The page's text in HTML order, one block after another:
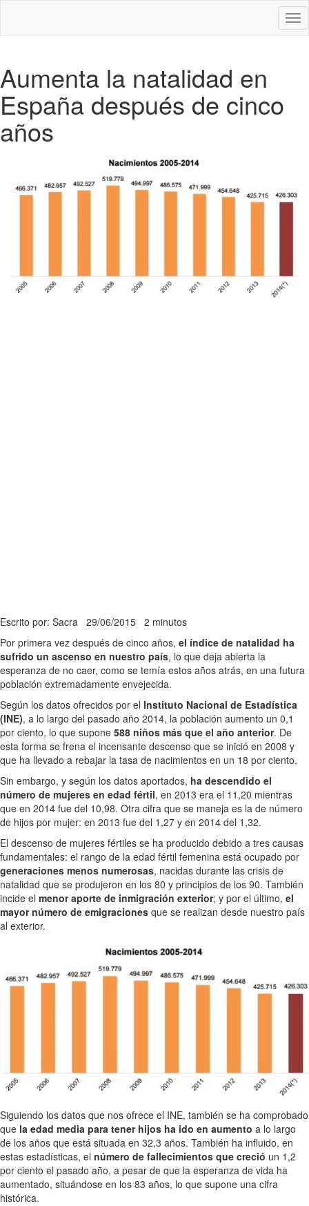
Aumenta la natalidad en
España después de cinco
años
Escrito por: Sacra 29/06/2015 2 minutos
Por primera vez después de cinco años, el índice de natalidad ha
sufrido un ascenso en nuestro país, lo que deja abierta la
esperanza de no caer, como se temía estos años atrás, en una futura
población extremadamente envejecida.
Según los datos ofrecidos por el Instituto Nacional de Estadística
(INE), a lo largo del pasado año 2014, la población aumento un 0,1
por ciento, lo que supone 588 niños más que el año anterior. De
esta forma se frena el incensante descenso que se inició en 2008 y
que ha llevado a rebajar la tasa de nacimientos en un 18 por ciento.
Sin embargo, y según los datos aportados, ha descendido el
número de mujeres en edad fértil, en 2013 era el 11,20 mientras
que en 2014 fue del 10,98. Otra cifra que se maneja es la de número
de hijos por mujer: en 2013 fue del 1,27 y en 2014 del 1,32.
El descenso de mujeres fértiles se ha producido debido a tres causas
fundamentales: el rango de la edad fértil femenina está ocupado por
generaciones menos numerosas, nacidas durante las crisis de
natalidad que se produjeron en los 80 y principios de los 90. También
incide el menor aporte de inmigración exterior; y por el último, el
mayor número de emigraciones que se realizan desde nuestro país
al exterior.
Siguiendo los datos que nos ofrece el INE, también se ha comprobado
que la edad media para tener hijos ha ido en aumento a lo largo
de los años que está situada en 32,3 años. También ha influido, en
estas estadísticas, el número de fallecimientos que creció un 1,2
por ciento el pasado año, a pesar de que la esperanza de vida ha
aumentado, situándose en los 83 años, lo que supone una cifra
histórica.